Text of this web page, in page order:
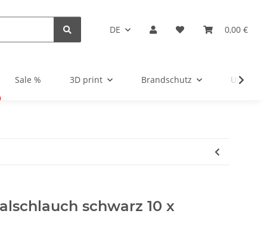
DE 0,00 €
Sale % 3D print Brandschutz
schwarz 10 x